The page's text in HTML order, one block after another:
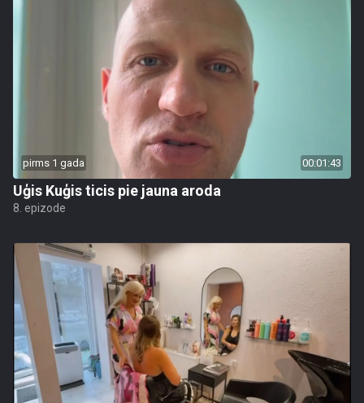
pirms 1 gada 00:01:43
Uģis Kuģis ticis pie jauna aroda
8. epizode